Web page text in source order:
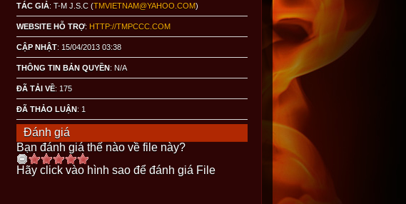
TÁC GIẢ: T-M J.S.C (TMVIETNAM@YAHOO.COM)
WEBSITE HỖ TRỢ: HTTP://TMPCCC.COM
CẬP NHẬT: 15/04/2013 03:38
THÔNG TIN BẢN QUYỀN: N/A
ĐÃ TẢI VỀ: 175
ĐÃ THẢO LUẬN: 1
Đánh giá
Bạn đánh giá thế nào về file này?
Hãy click vào hình sao để đánh giá File